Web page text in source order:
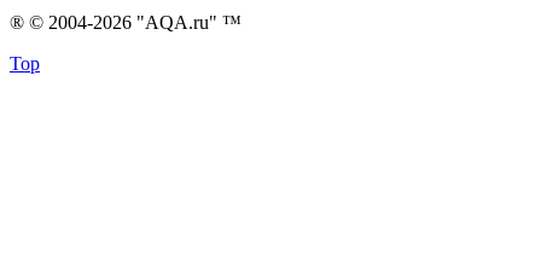
® © 2004-2026 "AQA.ru" ™
Top